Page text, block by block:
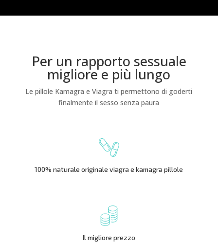
Per un rapporto sessuale
migliore e più lungo
Le pillole Kamagra e Viagra ti permettono di goderti
finalmente il sesso senza paura
100% naturale originale viagra e kamagra pillole
Il migliore prezzo